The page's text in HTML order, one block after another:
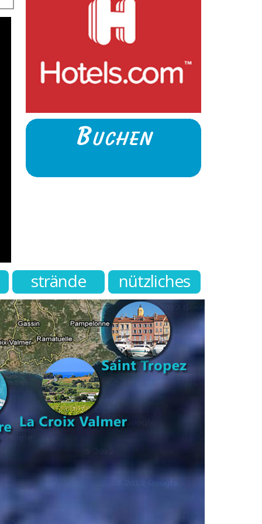
strände nützliches